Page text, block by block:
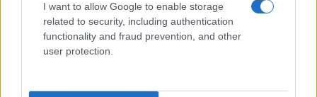
I want to allow Google to enable storage
related to security, including authentication
functionality and fraud prevention, and other
user protection.
TEMI: Olbia Calcio Serie C
Notizie in tempo reale?